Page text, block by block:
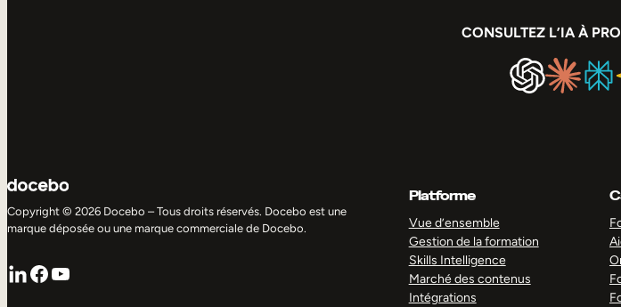
CONSULTEZ L’IA À
Copyright © 2026 Docebo – Tous droits réservés. Docebo est une
marque déposée ou une marque commerciale de Docebo.
LinkedIn
Facebook
YouTube
Platforme
Vue d’ensemble
Gestion de la formation
Skills Intelligence
Marché des contenus
Intégrations